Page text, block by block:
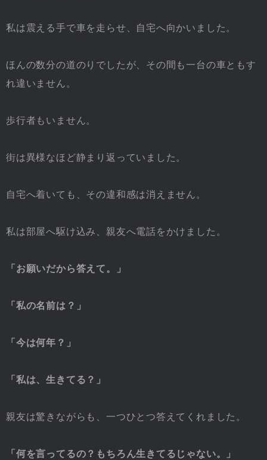
私は震える手で車を走らせ、自宅へ向かいました。
ほんの数分の道のりでしたが、その間も一台の車ともす
れ違いません。
歩行者もいません。
街は異様なほど静まり返っていました。
自宅へ着いても、その違和感は消えません。
私は部屋へ駆け込み、親友へ電話をかけました。
「お願いだから答えて。」
「私の名前は？」
「今は何年？」
「私は、生きてる？」
親友は驚きながらも、一つひとつ答えてくれました。
「何を言ってるの？もちろん生きてるじゃない。」